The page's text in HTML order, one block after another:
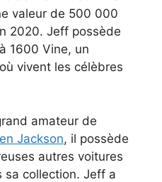
valeur de 500 000
2020. Jeff possède
1600 Vine, un
vivent les célèbres
amateur de
Jackson, il possède
autres voitures
sa collection. Jeff a